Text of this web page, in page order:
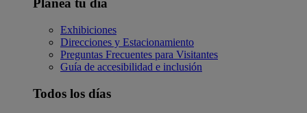
Planea tu día
Exhibiciones
Direcciones y Estacionamiento
Preguntas Frecuentes para Visitantes
Guía de accesibilidad e inclusión
Todos los días